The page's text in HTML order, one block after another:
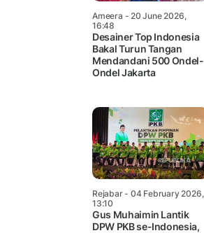
Ameera - 20 June 2026,
16:48
Desainer Top Indonesia
Bakal Turun Tangan
Mendandani 500 Ondel-
Ondel Jakarta
Rejabar- 04 February 2026,
13:10
Gus Muhaimin Lantik
DPW PKB se-Indonesia,